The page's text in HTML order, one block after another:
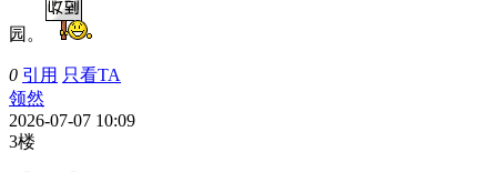
园。
0 引用 只看TA
领然
2026-07-07 10:09
3楼